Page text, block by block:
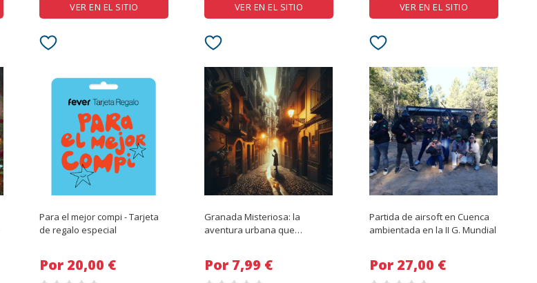
VER EN EL SITIO VER EN EL SITIO VER EN EL SITIO
Para el mejor compi - Tarjeta
de regalo especial
Por 20,00 €
Granada Misteriosa: la
aventura urbana que
Por 7,99 €
Partida de airsoft en Cuenca
ambientada en la II G. Mundial
Por 27,00 €